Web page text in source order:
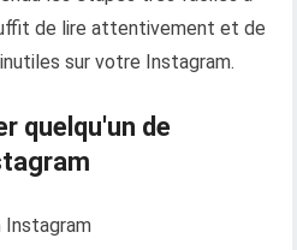
de lire attentivement et de
sur votre Instagram.
quelqu'un de
Instagram